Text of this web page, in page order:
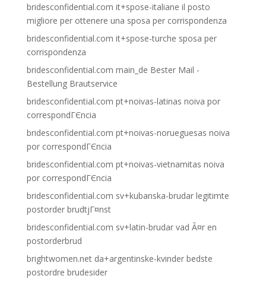
bridesconfidential.com it+spose-italiane il posto
migliore per ottenere una sposa per corrispondenza
bridesconfidential.com it+spose-turche sposa per
corrispondenza
bridesconfidential.com main_de Bester Mail -
Bestellung Brautservice
bridesconfidential.com pt+noivas-latinas noiva por
correspondГЄncia
bridesconfidential.com pt+noivas-norueguesas noiva
por correspondГЄncia
bridesconfidential.com pt+noivas-vietnamitas noiva
por correspondГЄncia
bridesconfidential.com sv+kubanska-brudar legitimte
postorder brudtjГ¤nst
bridesconfidential.com sv+latin-brudar vad Ã¤r en
postorderbrud
brightwomen.net da+argentinske-kvinder bedste
postordre brudesider